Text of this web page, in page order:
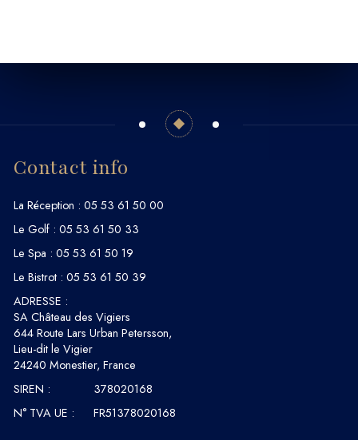
Contact info
La Réception : 05 53 61 50 00
Le Golf : 05 53 61 50 33
Le Spa : 05 53 61 50 19
Le Bistrot : 05 53 61 50 39
ADRESSE :
SA Château des Vigiers
644 Route Lars Urban Petersson,
Lieu-dit le Vigier
24240 Monestier, France
SIREN :
378020168
N° TVA UE :
FR51378020168